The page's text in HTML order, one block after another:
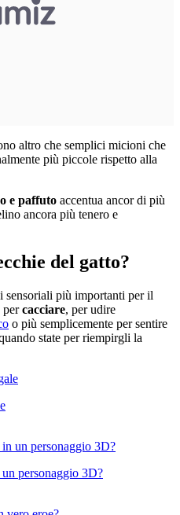
altro che semplici micioni che
più piccole rispetto alla
e paffuto accentua ancor di più
ancora più tenero e
del gatto?
sensoriali più importanti per il
percacciare, per udire
o più semplicemente per sentire
state per riempirgli la
personaggio 3D?